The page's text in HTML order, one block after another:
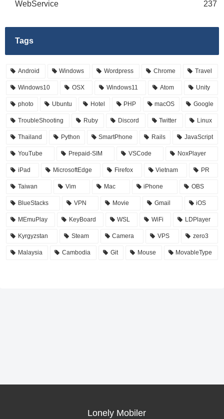
WebService 237
Tags
Android Windows Wordpress Chrome Travel
Windows10 OSX Windows11 Atom Unity
photo Ubuntu Hotel PHP macOS Google
TroubleShooting Ruby Discord Twitter Linux
Thailand Python SmartPhone Rails JavaScript
YouTube Prepaid-SIM VSCode NoxPlayer
iPad MicrosoftEdge Firefox Vietnam PR
Taiwan Vim Mac iPhone OBS
BlueStacks VPN Movie Gmail iOS
MEmuPlay KeyBoard WSL WiFi LDPlayer
Kyrgyzstan Steam Camera VPS zero3
Malaysia Cambodia Git Mouse MovableType
Lonely Mobiler